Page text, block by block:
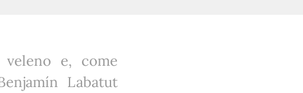
e, come
Labatut